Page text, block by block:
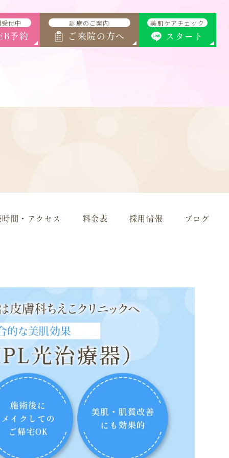
付中
予約
診療のご案内
ご来院の方へ
美肌ケアチェック
スタート
時間・アクセス 料金表 採用情報 ブログ